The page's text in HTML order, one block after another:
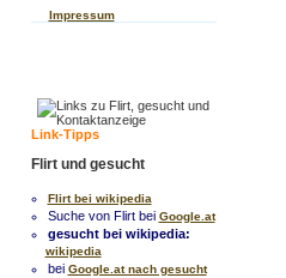
Impressum
Link-Tipps
Flirt und gesucht
Flirt bei wikipedia
Suche von Flirt bei Google.at
gesucht bei wikipedia:
wikipedia
bei Google.at nach gesucht